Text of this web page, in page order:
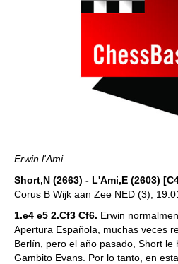
Erwin l'Ami
Short,N (2663) - L'Ami,E (2603)
Corus B Wijk aan Zee NED (3),
1.e4 e5 2.Cf3 Cf6. Erwin
Apertura Española, muchas veces
Berlín, pero el año pasado, Short le
Gambito Evans. Por lo tanto, en